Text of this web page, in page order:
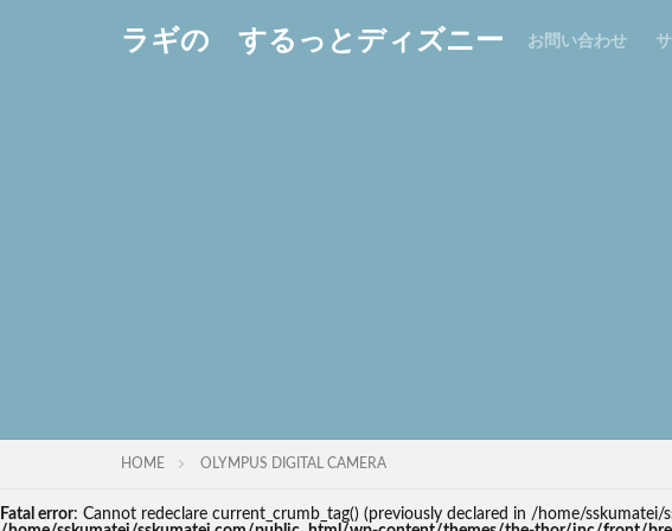
ラギの するっとディズニー お問い合わせ
HOME OLYMPUS DIGITAL CAMERA
Fatal error: Cannot redeclare current_crumb_tag() (previously declared in /home/